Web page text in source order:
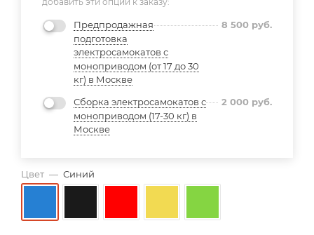
Цвет — Синий
Предпродажная
подготовка
электросамокатов с
моноприводом (от 17 до 30
кг) в Москве
8 500 руб.
Сборка электросамокатов с
моноприводом (17-30 кг) в
Москве
2 000 руб.